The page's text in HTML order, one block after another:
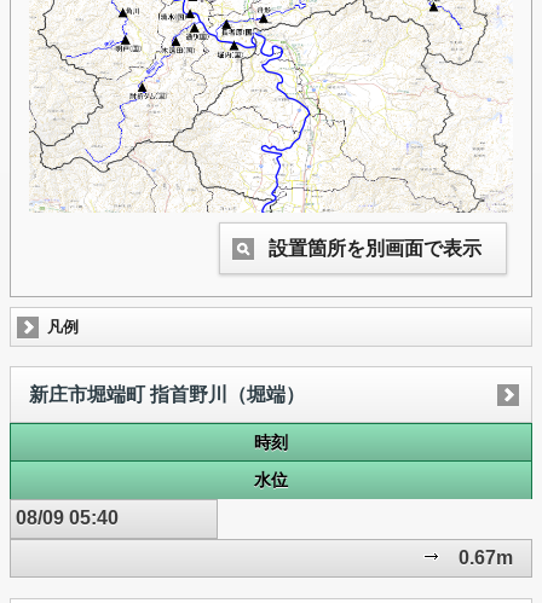
設置箇所を別画面で表示
凡例
新庄市堀端町 指首野川（堀端）
時刻
水位
08/09 05:40
0.67m